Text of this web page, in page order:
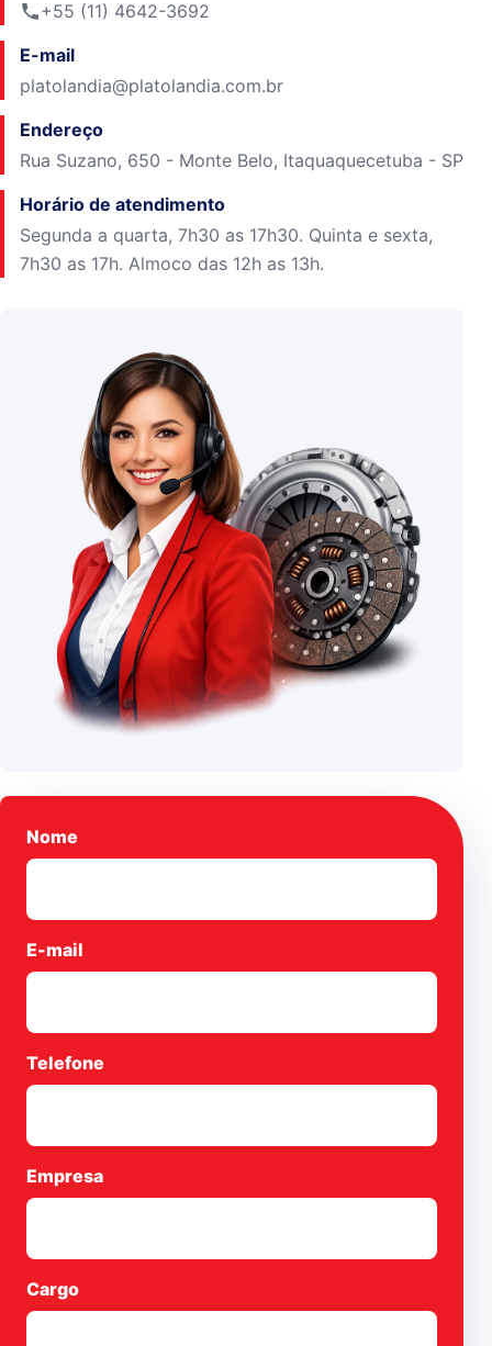
+55 (11) 4642-3692
E-mail
platolandia@platolandia.com.br
Endereço
Rua Suzano, 650 - Monte Belo, Itaquaquecetuba - SP
Horário de atendimento
Segunda a quarta, 7h30 as 17h30. Quinta e sexta,
7h30 as 17h. Almoco das 12h as 13h.
Nome
E-mail
Telefone
Empresa
Cargo